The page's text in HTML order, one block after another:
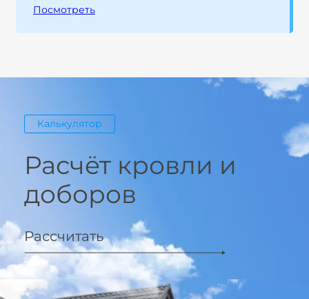
Посмотреть
Калькулятор
Расчёт кровли и
доборов
Рассчитать